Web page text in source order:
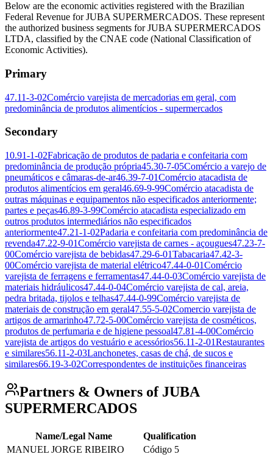
Below are the economic activities registered with the Brazilian
Federal Revenue for JUBA SUPERMERCADOS. These represent
the authorized business segments for JUBA SUPERMERCADOS
LTDA, classified by the CNAE code (National Classification of
Economic Activities).
Primary
47.11-3-02Comércio varejista de mercadorias em geral, com
predominância de produtos alimentícios - supermercados
Secondary
10.91-1-02Fabricação de produtos de padaria e confeitaria com
predominância de produção própria45.30-7-05Comércio a varejo de
pneumáticos e câmaras-de-ar46.39-7-01Comércio atacadista de
produtos alimentícios em geral46.69-9-99Comércio atacadista de
outras máquinas e equipamentos não especificados anteriormente;
partes e peças46.89-3-99Comércio atacadista especializado em
outros produtos intermediários não especificados
anteriormente47.21-1-02Padaria e confeitaria com predominância de
revenda47.22-9-01Comércio varejista de carnes - açougues47.23-7-
00Comércio varejista de bebidas47.29-6-01Tabacaria47.42-3-
00Comércio varejista de material elétrico47.44-0-01Comércio
varejista de ferragens e ferramentas47.44-0-03Comércio varejista de
materiais hidráulicos47.44-0-04Comércio varejista de cal, areia,
pedra britada, tijolos e telhas47.44-0-99Comércio varejista de
materiais de construção em geral47.55-5-02Comercio varejista de
artigos de armarinho47.72-5-00Comércio varejista de cosméticos,
produtos de perfumaria e de higiene pessoal47.81-4-00Comércio
varejista de artigos do vestuário e acessórios56.11-2-01Restaurantes
e similares56.11-2-03Lanchonetes, casas de chá, de sucos e
similares66.19-3-02Correspondentes de instituições financeiras
Partners & Owners of JUBA
SUPERMERCADOS
Name/Legal Name
Qualification
MANUEL JORGE RIBEIRO
Código 5